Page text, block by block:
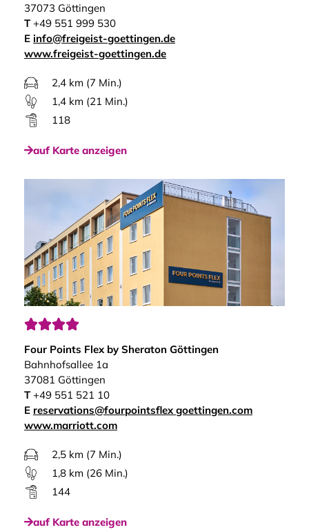
37073 Göttingen
T+49 551 999 530
E info@freigeist-goettingen.de
www.freigeist-goettingen.de
2,4 km (7 Min.)
1,4 km (21 Min.)
118
auf Karte anzeigen

Four Points Flex by Sheraton Göttingen
Bahnhofsallee 1a
37081 Göttingen
T+49 551 521 10
E reservations@fourpointsflex goettingen.com
www.marriott.com
2,5 km (7 Min.)
1,8 km (26 Min.)
144
auf Karte anzeigen